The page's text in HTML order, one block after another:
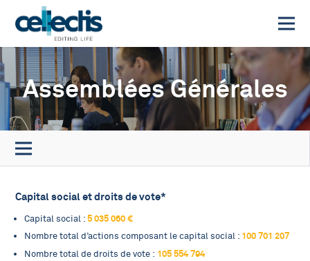
Assemblées Générales
Capital social et droits de vote*
Capital social :5 035 060 €
Nombre total d’actions composant le capital social : 100 701 207
Nombre total de droits de vote : 105 554 794